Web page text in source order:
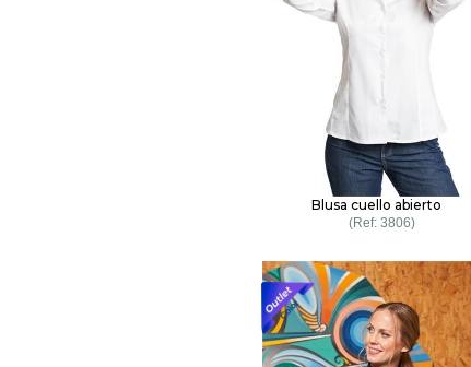
Blusa cuello abierto
3806